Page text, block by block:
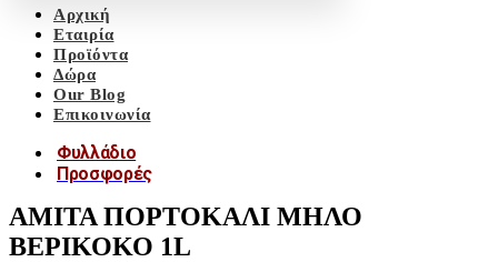
Αρχική
Εταιρία
Προϊόντα
Δώρα
Our Blog
Επικοινωνία
Φυλλάδιο
Προσφορές
AMITA ΠΟΡΤΟΚΑΛΙ ΜΗΛΟ
ΒΕΡΙΚΟΚΟ 1L